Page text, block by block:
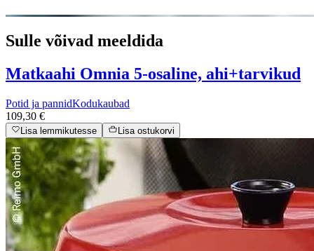
Sulle võivad meeldida
Matkaahi Omnia 5-osaline, ahi+tarvikud
Potid ja pannidKodukaubad
109,30 €
Lisa lemmikutesse Lisa ostukorvi